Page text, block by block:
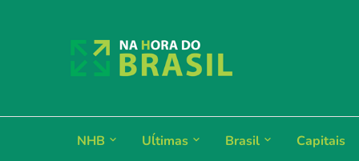
NHB Uĺtimas Brasil Capitais